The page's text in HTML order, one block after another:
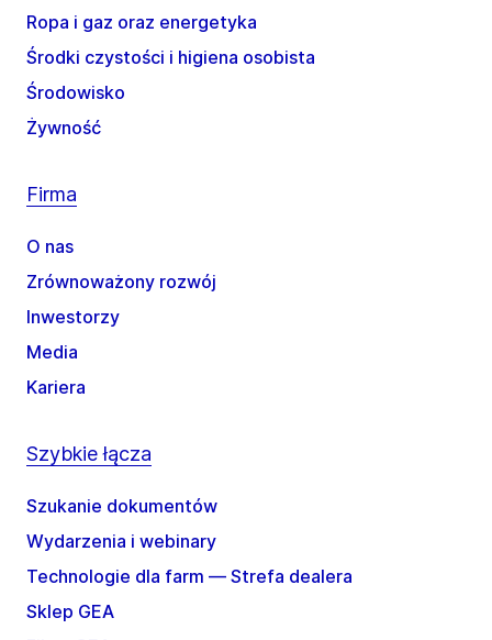
Ropa i gaz oraz energetyka
Środki czystości i higiena osobista
Środowisko
Żywność
Firma
O nas
Zrównoważony rozwój
Inwestorzy
Media
Kariera
Szybkie łącza
Szukanie dokumentów
Wydarzenia i webinary
Technologie dla farm — Strefa dealera
Sklep GEA